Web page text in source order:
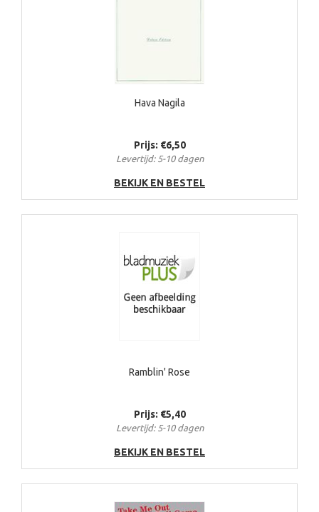
Hava Nagila
Prijs: €6,50
Levertijd: 5-10 dagen
BEKIJK EN BESTEL
Ramblin' Rose
Prijs: €5,40
Levertijd: 5-10 dagen
BEKIJK EN BESTEL